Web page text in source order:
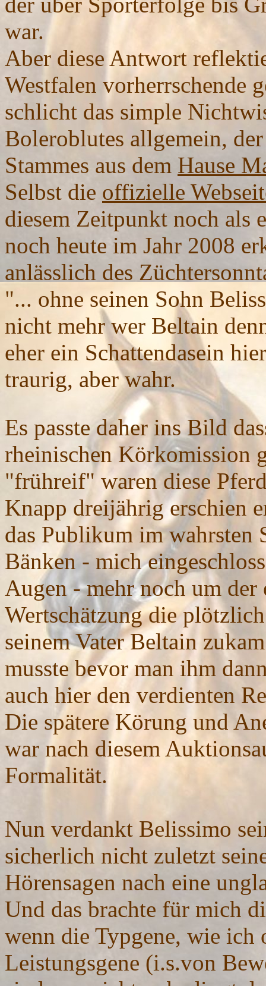
war.
Aber diese Antwort
Westfalen vorherrschende
schlicht das simple
Boleroblutes allgemein,
Stammes aus dem Hause
Selbst die offizielle
diesem Zeitpunkt noch als
noch heute im Jahr 2008
anlässlich des
"... ohne seinen Sohn
nicht mehr wer Beltain
eher ein Schattendasein
traurig, aber wahr.
Es passte daher ins Bild
rheinischen Körkomission
"frühreif" waren diese
Knapp dreijährig erschien
das Publikum im wahrsten
Bänken - mich
Augen - mehr noch um
Wertschätzung die
seinem Vater Beltain
musste bevor man ihm
auch hier den verdienten
Die spätere Körung und
war nach diesem
Formalität.
Nun verdankt Belissimo
sicherlich nicht zuletzt
Hörensagen nach eine
Und das brachte für mich
wenn die Typgene, wie ich
Leistungsgene (i.s.von